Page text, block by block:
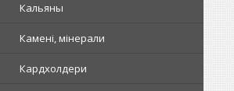
Кальяны
Камені, мінерали
Кардхолдери